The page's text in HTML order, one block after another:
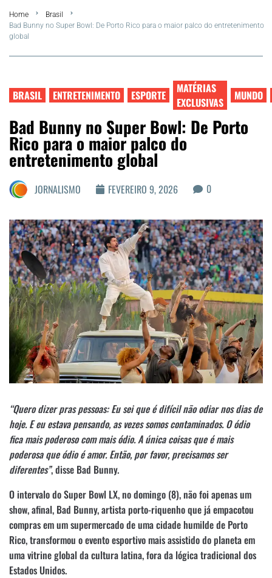
Summer
Araruama
Região dos Lagos
Agenda Cultural
Colunistas
Matérias Exclusivas
Home
Brasil
Bad Bunny no Super Bowl: De Porto Rico para o maior palco do entretenimento
global
BRASIL ENTRETENIMENTO ESPORTE
MATÉRIAS
EXCLUSIVAS
MUNDO
Bad Bunny no Super Bowl: De Porto
Rico para o maior palco do
entretenimento global
JORNALISMO FEVEREIRO 9, 2026 0
“Quero dizer pras pessoas: Eu sei que é difícil não odiar nos dias de
hoje. E eu estava pensando, as vezes somos contaminados. O ódio
fica mais poderoso com mais ódio. A única coisas que é mais
poderosa que ódio é amor. Então, por favor, precisamos ser
diferentes”, disse Bad Bunny.
O intervalo do Super Bowl LX, no domingo (8), não foi apenas um
show, afinal, Bad Bunny, artista porto-riquenho que já empacotou
compras em um supermercado de uma cidade humilde de Porto
Rico, transformou o evento esportivo mais assistido do planeta em
uma vitrine global da cultura latina, fora da lógica tradicional dos
Estados Unidos.